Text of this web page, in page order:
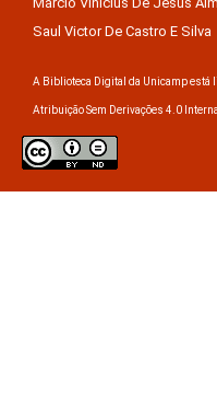
Saul Victor De Castro E Silva
A Biblioteca Digital da Unicamp está
Atribuição Sem Derivações 4.0